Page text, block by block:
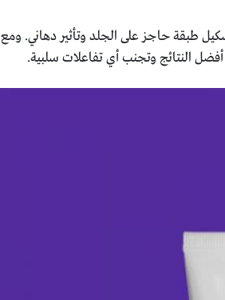
طبقة حاجز على الجلد وتأثير دهاني. ومع
النتائج وتجنب أي تفاعلات سلبية.